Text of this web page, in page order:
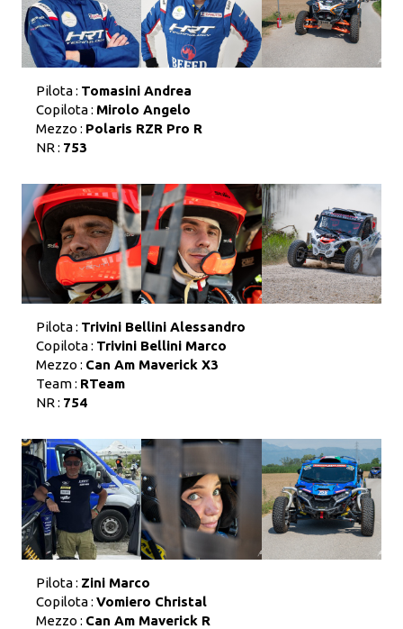
Pilota : Tomasini Andrea
Copilota : Mirolo Angelo
Mezzo : Polaris RZR Pro R
NR : 753
Pilota : Trivini Bellini Alessandro
Copilota : Trivini Bellini Marco
Mezzo : Can Am Maverick X3
Team : RTeam
NR : 754
Pilota : Zini Marco
Copilota : Vomiero Christal
Mezzo : Can Am Maverick R